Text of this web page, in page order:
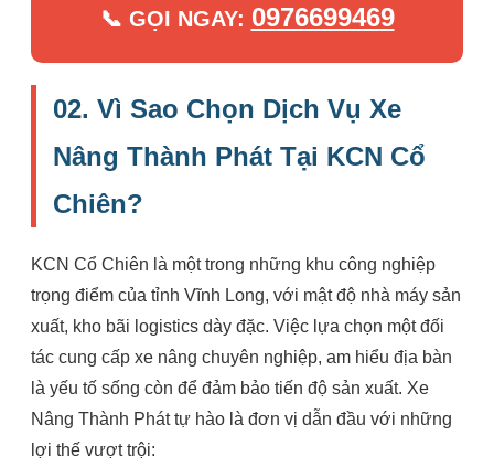
📞 GỌI NGAY: 0976699469
02. Vì Sao Chọn Dịch Vụ Xe
Nâng Thành Phát Tại KCN Cổ
Chiên?
KCN Cổ Chiên là một trong những khu công nghiệp
trọng điểm của tỉnh Vĩnh Long, với mật độ nhà máy sản
xuất, kho bãi logistics dày đặc. Việc lựa chọn một đối
tác cung cấp xe nâng chuyên nghiệp, am hiểu địa bàn
là yếu tố sống còn để đảm bảo tiến độ sản xuất. Xe
Nâng Thành Phát tự hào là đơn vị dẫn đầu với những
lợi thế vượt trội: